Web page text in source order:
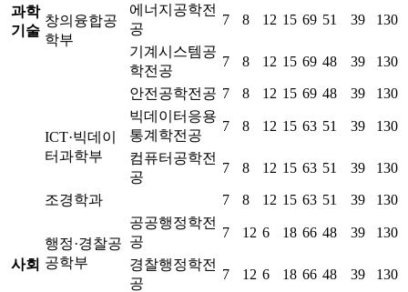
과학
기술
창의융합공
학부
에너지공학전
공
7 8 12 15 69 51 39 130
기계시스템공
학전공
7 8 12 15 69 48 39 130
안전공학전공 7 8 12 15 69 48 39 130
ICT·빅데이
터과학부
빅데이터응용
통계학전공
7 8 12 15 63 51 39 130
컴퓨터공학전
공
7 8 12 15 63 51 39 130
조경학과 7 8 12 15 63 51 39 130
사회
행정·경찰공
공학부
공공행정학전
공
7 12 6 18 66 48 39 130
경찰행정학전
공
7 12 6 18 66 48 39 130